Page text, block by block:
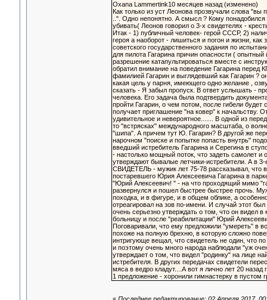
Oxana Lammertink10 месяцев назад (изменено)
Как только из уст Леонова прозвучали слова "вы
..". Одно непонятно. А смысл ? Кому
убивать( Леонов говорил о 3-х свидетелях -
Итак - 1) публичный человек- герой СССР, 2)
героя а наоборот - лишиться и погон и жизни,
советского государственного задания по
для пилота Гагарина причин опасности (
разрешение катапультироваться вместе с
обратил внимание на поведение Гагарина перед
фамилией Гагарин и выглядевший как Гагарин ?
какая цель у парня, имеющего одно желание ,
сказать - Я забыл пропуск. В ответ услышать -
человека. Его задача была подтвердить
пройти Гагарин, о чем потом, после гибели
получает приглашение "на ковер" к начальству.
удивительное и невероятное....... В одной из
то "встрясках" международного масштаба, о
"шипа". А причем тут Ю. Гагарин? В другой же
нарочном "поиске и попытке попасть внутрь"
введший истребитель Гагарина и Серегина в
- настолько мощный поток, что задеть
утверждают бывалые летчики-истребители. А в
СВИДЕТЕЛЬ - мужик лет 75-78 рассказывал, что
постаревшего Юрия Алексеевича Гагарина в
"Юрий Алексеевич! " - на что проходящий мимо
развернулся и пошел быстрее быстрее прочь.
походка, и в фигуре, и в общем облике, а
отреагировал на зов по-имени. И случай этот
очень серьезно утверждать о том, что он видел
больницу и после "реабилитации" Юрий
Поговаривали, что ему предложили "умереть" в
похоже на полную брехню, в которую сложно
интригующе вещал, что свидетель не один, что
и поэтому очень много народа наблюдали "уж
утверждает о том, что видел "родинку" на лице
истребителя. В других передачах свидетели
мяса в ведро кладут....А вот я лично лет 20
1 предложение - хоронили гимнастерку в пустом